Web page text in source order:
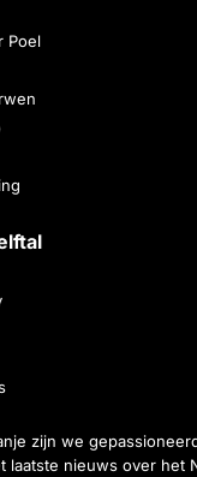
Poel
zijn we
laatste nieuws over het